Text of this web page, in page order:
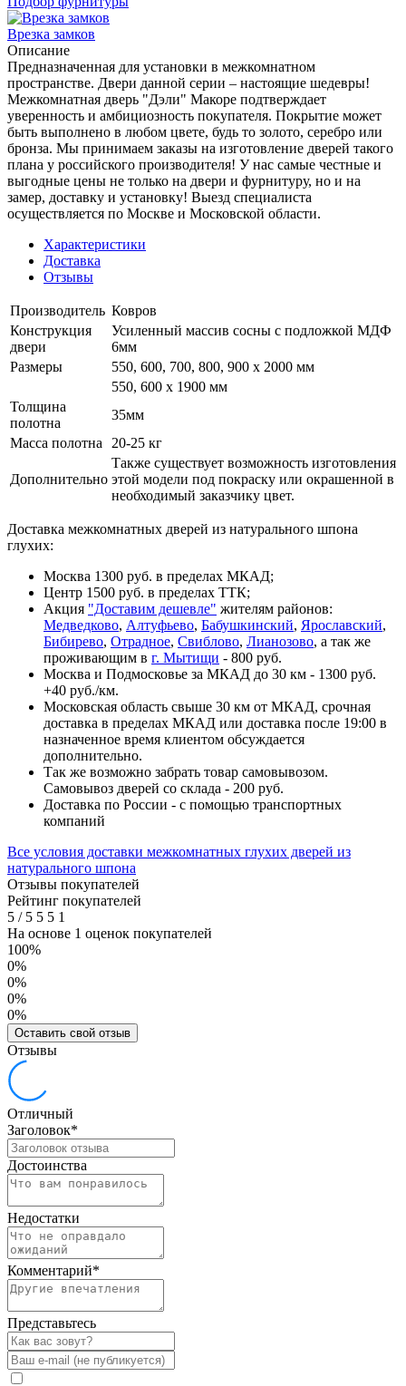
Врезка замков
Описание
Предназначенная для установки в межкомнатном
пространстве. Двери данной серии – настоящие шедевры!
Межкомнатная дверь "Дэли" Макоре подтверждает
уверенность и амбициозность покупателя. Покрытие может
быть выполнено в любом цвете, будь то золото, серебро или
бронза. Мы принимаем заказы на изготовление дверей такого
плана у российского производителя! У нас самые честные и
выгодные цены не только на двери и фурнитуру, но и на
замер, доставку и установку! Выезд специалиста
осуществляется по Москве и Московской области.
Характеристики
Доставка
Отзывы
Производитель Ковров
Конструкция
двери
Усиленный массив сосны с подложкой МДФ
6мм
Размеры
550, 600, 700, 800, 900 x 2000 мм
550, 600 х 1900 мм
Толщина
полотна
35мм
Масса полотна
20-25 кг
Дополнительно
Также существует возможность изготовления
этой модели под покраску или окрашенной в
необходимый заказчику цвет.
Доставка межкомнатных дверей из натурального шпона
глухих:
Москва 1300 руб. в пределах МКАД;
Центр 1500 руб. в пределах ТТК;
Акция "Доставим дешевле" жителям районов:
Медведково, Алтуфьево, Бабушкинский, Ярославский,
Бибирево, Отрадное, Свиблово, Лианозово, а так же
проживающим в г. Мытищи - 800 руб.
Москва и Подмосковье за МКАД до 30 км - 1300 руб.
+40 руб./км.
Московская область свыше 30 км от МКАД, срочная
доставка в пределах МКАД или доставка после 19:00 в
назначенное время клиентом обсуждается
дополнительно.
Так же возможно забрать товар самовывозом.
Самовывоз дверей со склада - 200 руб.
Доставка по России - с помощью транспортных
компаний
Все условия доставки межкомнатных глухих дверей из
натурального шпона
Отзывы покупателей
Рейтинг покупателей
5 /5 5 5 1
На основе 1 оценок покупателей
100%
0%
0%
0%
0%
Оставить свой отзыв
Отзывы
Отличный
Заголовок*
Достоинства
Недостатки
Комментарий*
Представьтесь